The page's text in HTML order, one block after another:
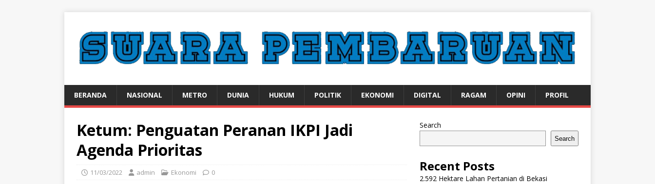
BERANDA NASIONAL METRO DUNIA HUKUM POLITIK EKONOMI DIGITAL RAGAM OPINI PROFIL
Ketum: Penguatan Peranan IKPI Jadi
Agenda Prioritas
11/03/2022 admin Ekonomi 0
Search
Search
Recent Posts
2.592 Hektare Lahan Pertanian di Bekasi